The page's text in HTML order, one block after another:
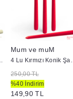
Mum
Mum ve muM
4 Lu
250,00 TL
%40 İndirim
149,90 TL